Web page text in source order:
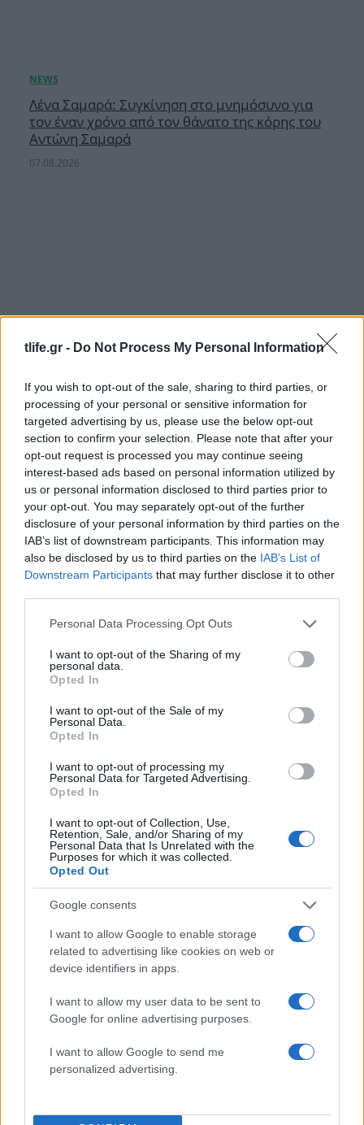
tlife.gr - Do Not Process My Personal Information
If you wish to opt-out of the sale, sharing to third parties, or
processing of your personal or sensitive information for
targeted advertising by us, please use the below opt-out
section to confirm your selection. Please note that after your
opt-out request is processed you may continue seeing
interest-based ads based on personal information utilized by
us or personal information disclosed to third parties prior to
your opt-out. You may separately opt-out of the further
disclosure of your personal information by third parties on the
IAB’s list of downstream participants. This information may
also be disclosed by us to third parties on the IAB’s List of
Downstream Participants that may further disclose it to other
Please note that this website/app uses one or more Google
not limited to your visit or usage behaviour. You may click to
grant or deny consent to Google and its third-party tags to
use your data for below specified purposes in below Google
consent section.
Personal Data Processing Opt Outs
I want to opt-out of the Sharing of my
personal data.
Opted In
I want to opt-out of the Sale of my
Personal Data.
Opted In
I want to opt-out of processing my
Personal Data for Targeted Advertising.
Opted In
I want to opt-out of Collection, Use,
Retention, Sale, and/or Sharing of my
Personal Data that Is Unrelated with the
Purposes for which it was collected.
Opted Out
Google consents
I want to allow Google to enable storage
related to advertising like cookies on web or
device identifiers in apps.
I want to allow my user data to be sent to
Google for online advertising purposes.
I want to allow Google to send me
personalized advertising.
Λένα Σαμαρά: Συγκίνηση στο μνημόσυνο για
τον έναν χρόνο από τον θάνατο της κόρης του
Αντώνη Σαμαρά
07.08.2026
Τατιάνα Στεφανίδου: Διακοπές στο Ιόνιο με τον
Νίκο Ευαγγελάτο και τον γιο τους – Οι
μαγευτικές εικόνες από την Κεφαλονιά
07.08.2026
Μαρία Μενούνος: Ο απολογισμός από το
καλοκαίρι της στην Ελλάδα – «Ένα ταξίδι που
δεν θα ξεχάσω ποτέ»
07.08.2026